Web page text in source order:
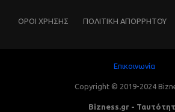
ΌΡΟΙ ΧΡΗΣΗΣ ΠΟΛΙΤΙΚΗ ΑΠΟΡΡΗΤΟΥ
Επικοινωνία
Copyright © 2019-2024
Bizness.gr -